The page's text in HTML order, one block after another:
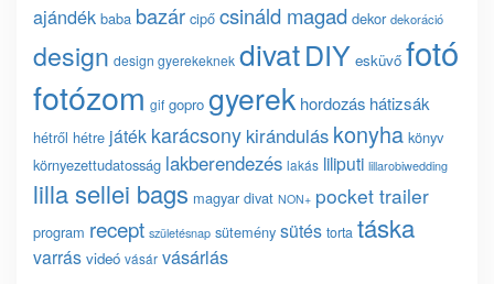
ajándék baba bazár cipő csináld magad dekor dekoráció
design design gyerekeknek divatDIY esküvő fotó
fotózom gif gopro gyerek hordozás hátizsák
hétről hétre játék karácsony kirándulás konyha könyv
környezettudatosság lakberendezés lakás liliputi lillarobiwedding
lilla sellei bags magyar divat NON+ pocket trailer
program recept születésnap sütemény sütés torta táska
varrás videó vásár vásárlás